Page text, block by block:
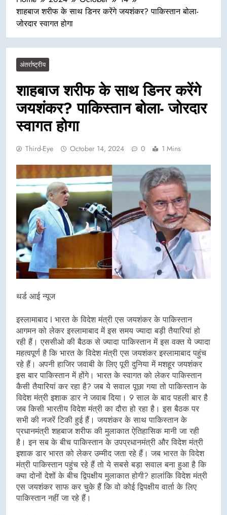
शाहबाज शरीफ के साथ डिनर करेंगे जयशंकर? पाकिस्तान बोला-
जोरदार स्वागत होगा
अंतर्राष्ट्रीय
शाहबाज शरीफ के साथ डिनर करेंगे
जयशंकर? पाकिस्तान बोला- जोरदार
स्वागत होगा
Third-Eye October 14, 2024 0 1 Mins
थर्ड आई न्यूज
इस्लामाबाद I भारत के विदेश मंत्री एस जयशंकर के पाकिस्तान
आगमन को लेकर इस्लामाबाद में इस समय ज्यादा बड़ी तैयारियां हो
रही हैं। एससीओ की बैठक से ज्यादा पाकिस्तान में इस वक्त ये ज्यादा
महत्वपूर्ण है कि भारत के विदेश मंत्री एस जयशंकर इस्लामाबाद पहुंच
रहे हैं। अपनी हाजिर जवाबी के लिए पूरी दुनिया में मशहूर जयशंकर
इस बार पाकिस्तान में होंगे। भारत के स्वागत को लेकर पाकिस्तान
कैसी तैयारियां कर रहा है? जब ये सवाल पूछा गया तो पाकिस्तान के
विदेश मंत्री इशाक डार ने जवाब दिया। 9 साल के बाद पहली बार है
जब किसी भारतीय विदेश मंत्री का दौरा हो रहा है। इस बैठक पर
सभी की नजरें टिकी हुई हैं। जयशंकर के साथ पाकिस्तान के
प्रधानमंत्री शहबाज शरीफ की मुलाकात ऐतिहासिक मानी जा रही
है। इन सब के बीच पाकिस्तान के उपप्रधानमंत्री और विदेश मंत्री
इशाक डार भारत को लेकर उम्मीद जता रहे हैं। जब भारत के विदेश
मंत्री पाकिस्तान पहुंच रहे हैं तो ये सबसे बड़ा सवाल बना हुआ है कि
क्या दोनों देशों के बीच द्विपक्षीय मुलाकात होगी? हालांकि विदेश मंत्री
एस जयशंकर साफ कर चुके हैं कि वो कोई द्विपक्षीय वार्ता के लिए
पाकिस्तान नहीं जा रहे हैं।